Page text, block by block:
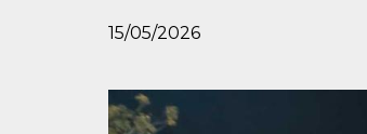
15/05/2026